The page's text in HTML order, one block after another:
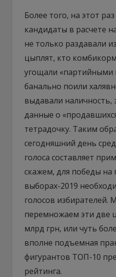
Более того, на этот
кандидаты в расчете
не только раздавали
цыплят, кто
угощали «партийными
банально поили
выдавали наличность,
данные о
тетрадочку. Таким
сегодняшний день
голоса составляет
скажем, для победы на
выборах-2019
голосов избирателей.
перемножаем эти две
млрд грн, или чуть
вполне подъемная
фигурантов ТОП-10
рейтинга.